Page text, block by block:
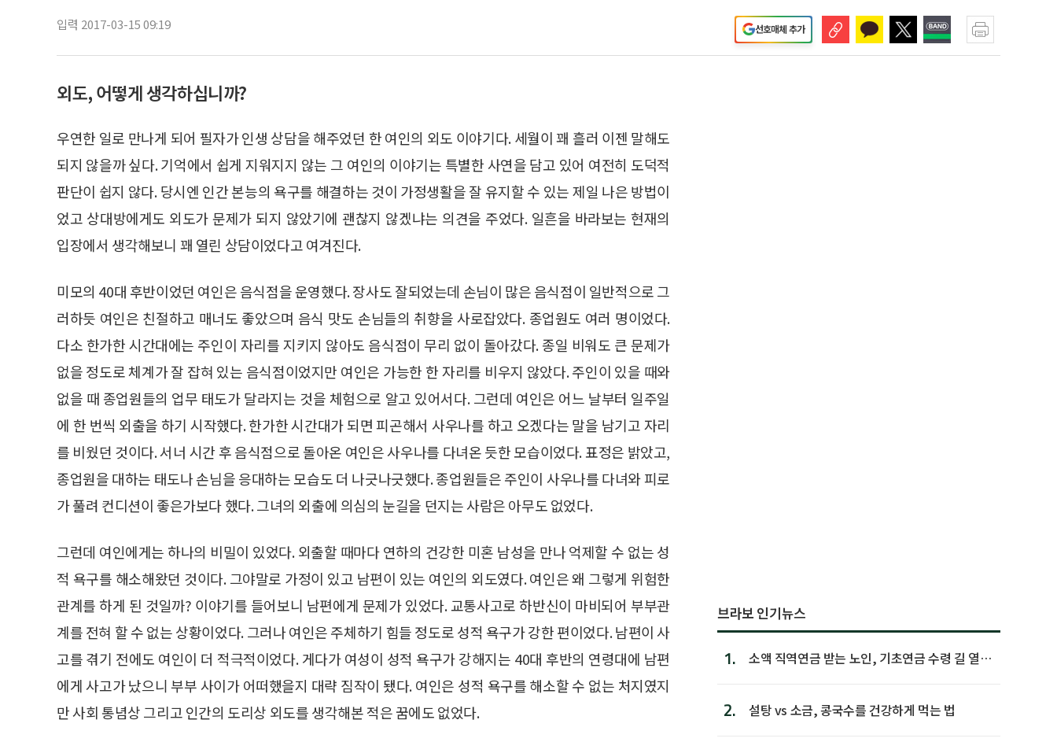
입력 2017-03-15 09:19 선호매체 추가
외도, 어떻게 생각하십니까?
우연한 일로 만나게 되어 필자가 인생 상담을 해주었던 한 여인의 외도 이야기다. 세월이 꽤 흘러 이젠 말해도
되지 않을까 싶다. 기억에서 쉽게 지워지지 않는 그 여인의 이야기는 특별한 사연을 담고 있어 여전히 도덕적
판단이 쉽지 않다. 당시엔 인간 본능의 욕구를 해결하는 것이 가정생활을 잘 유지할 수 있는 제일 나은 방법이
었고 상대방에게도 외도가 문제가 되지 않았기에 괜찮지 않겠냐는 의견을 주었다. 일흔을 바라보는 현재의
입장에서 생각해보니 꽤 열린 상담이었다고 여겨진다.
미모의 40대 후반이었던 여인은 음식점을 운영했다. 장사도 잘되었는데 손님이 많은 음식점이 일반적으로 그
러하듯 여인은 친절하고 매너도 좋았으며 음식 맛도 손님들의 취향을 사로잡았다. 종업원도 여러 명이었다.
다소 한가한 시간대에는 주인이 자리를 지키지 않아도 음식점이 무리 없이 돌아갔다. 종일 비워도 큰 문제가
없을 정도로 체계가 잘 잡혀 있는 음식점이었지만 여인은 가능한 한 자리를 비우지 않았다. 주인이 있을 때와
없을 때 종업원들의 업무 태도가 달라지는 것을 체험으로 알고 있어서다. 그런데 여인은 어느 날부터 일주일
에 한 번씩 외출을 하기 시작했다. 한가한 시간대가 되면 피곤해서 사우나를 하고 오겠다는 말을 남기고 자리
를 비웠던 것이다. 서너 시간 후 음식점으로 돌아온 여인은 사우나를 다녀온 듯한 모습이었다. 표정은 밝았고,
종업원을 대하는 태도나 손님을 응대하는 모습도 더 나긋나긋했다. 종업원들은 주인이 사우나를 다녀와 피로
가 풀려 컨디션이 좋은가보다 했다. 그녀의 외출에 의심의 눈길을 던지는 사람은 아무도 없었다.
그런데 여인에게는 하나의 비밀이 있었다. 외출할 때마다 연하의 건강한 미혼 남성을 만나 억제할 수 없는 성
적 욕구를 해소해왔던 것이다. 그야말로 가정이 있고 남편이 있는 여인의 외도였다. 여인은 왜 그렇게 위험한
관계를 하게 된 것일까? 이야기를 들어보니 남편에게 문제가 있었다. 교통사고로 하반신이 마비되어 부부관
계를 전혀 할 수 없는 상황이었다. 그러나 여인은 주체하기 힘들 정도로 성적 욕구가 강한 편이었다. 남편이 사
고를 겪기 전에도 여인이 더 적극적이었다. 게다가 여성이 성적 욕구가 강해지는 40대 후반의 연령대에 남편
에게 사고가 났으니 부부 사이가 어떠했을지 대략 짐작이 됐다. 여인은 성적 욕구를 해소할 수 없는 처지였지
만 사회 통념상 그리고 인간의 도리상 외도를 생각해본 적은 꿈에도 없었다.
브라보 인기뉴스
1.
소액 직역연금 받는 노인, 기초연금 수령 길 열린
2. 설탕 vs 소금, 콩국수를 건강하게 먹는 법